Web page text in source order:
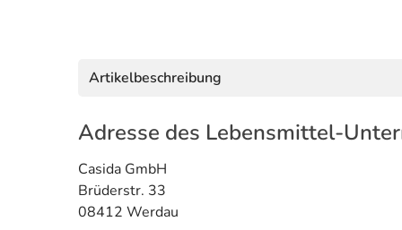
Artikelbeschreibung
Adresse des Lebensmittel-
Casida GmbH
Brüderstr. 33
08412 Werdau